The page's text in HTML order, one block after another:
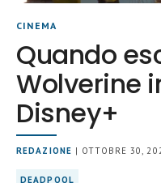
CINEMA
Quando
Wolverine
Disney+
REDAZIONE | OTTOBRE 30,
DEADPOOL